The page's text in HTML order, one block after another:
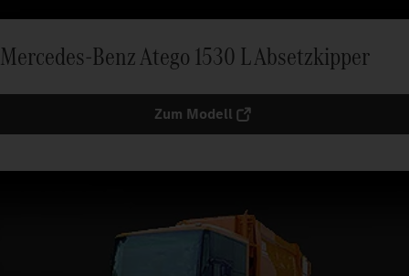
Mercedes-Benz Atego 1530 L Absetzkipper
Zum Modell